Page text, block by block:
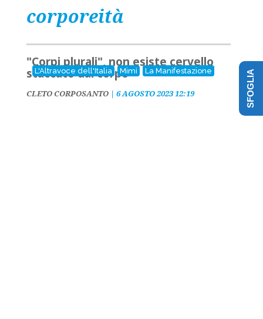
corporeità
L'Altravoce dell'Italia Mimì La Manifestazione
"Corpi plurali", non esiste cervello
staccato dal corpo
CLETO CORPOSANTO| 6 AGOSTO 2023 12:19 SFOGLIA